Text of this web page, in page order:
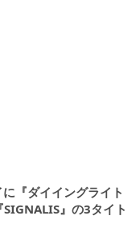
『ダイイングライト
』の3タイト